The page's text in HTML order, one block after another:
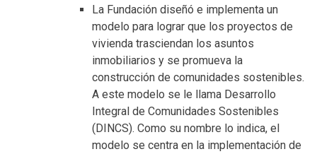
La Fundación diseñó e implementa un
modelo para lograr que los proyectos de
vivienda trasciendan los asuntos
inmobiliarios y se promueva la
construcción de comunidades sostenibles.
A este modelo se le llama Desarrollo
Integral de Comunidades Sostenibles
(DINCS). Como su nombre lo indica, el
modelo se centra en la implementación de